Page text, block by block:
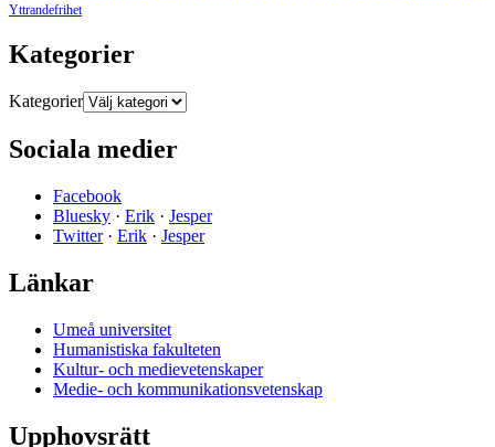
Yttrandefrihet
Kategorier
Kategorier
Sociala medier
Facebook
Bluesky · Erik · Jesper
Twitter· Erik · Jesper
Länkar
Umeå universitet
Humanistiska fakulteten
Kultur- och medievetenskaper
Medie- och kommunikationsvetenskap
Upphovsrätt